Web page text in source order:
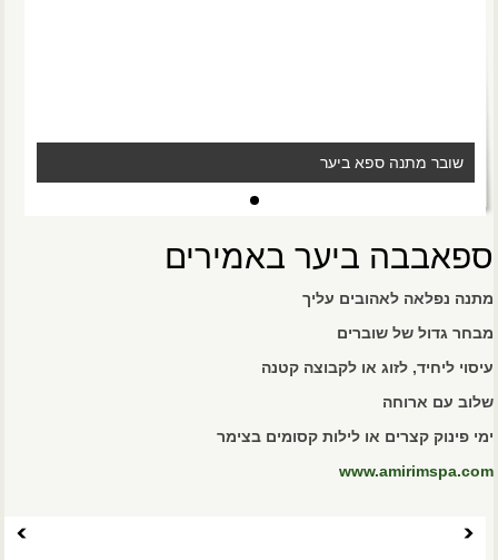
שובר מתנה ספא ביער
ספאבבה ביער באמירים
מתנה נפלאה לאהובים עליך
מבחר גדול של שוברים
עיסוי ליחיד, לזוג או לקבוצה קטנה
שלוב עם ארוחה
ימי פינוק קצרים או לילות קסומים בצימר
www.amirimspa.com